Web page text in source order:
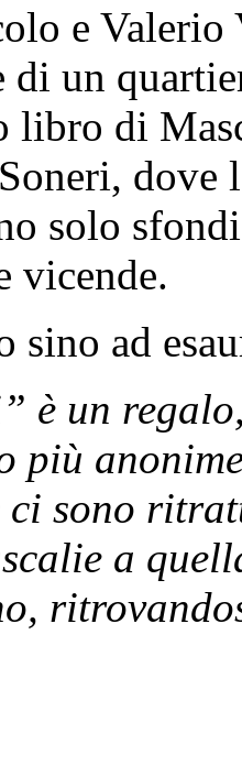
e Valerio
un
libro di
dove
solo
vicende.
sino ad
è un
più
ci sono
a